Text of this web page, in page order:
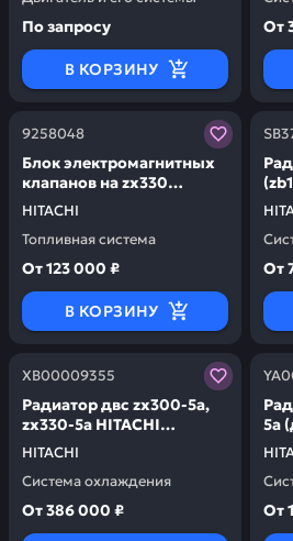
По запросу
В КОРЗИНУ
От
9258048
HITACHI
Блок электромагнитных
клапанов на zx330
HITACHI 9258048
Топливная система
Заказывая запчасти у нас, вы
От123 000 ₽
В КОРЗИНУ
От
XB00009355
HITACHI
Радиатор двс zx300-5a,
zx330-5a HITACHI
XB00009355
Система охлаждения
Заказывая запчасти у нас, вы
От386 000 ₽
5a
От